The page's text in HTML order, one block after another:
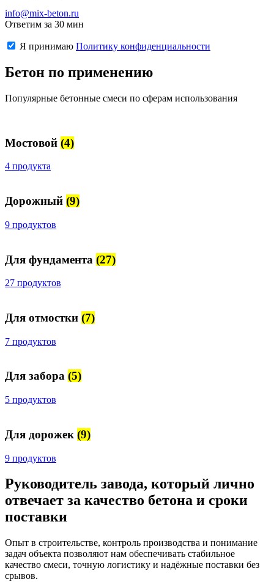
info@mix-beton.ru
Ответим за 30 мин
Я принимаю Политику конфиденциальности
Бетон по применению
Популярные бетонные смеси по сферам использования
Мостовой (4)
4 продукта
Дорожный (9)
9 продуктов
Для фундамента (27)
27 продуктов
Для отмостки (7)
7 продуктов
Для забора (5)
5 продуктов
Для дорожек (9)
9 продуктов
Руководитель завода, который лично
отвечает за качество бетона и сроки
поставки
Опыт в строительстве, контроль производства и понимание
задач объекта позволяют нам обеспечивать стабильное
качество смеси, точную логистику и надёжные поставки без
срывов.